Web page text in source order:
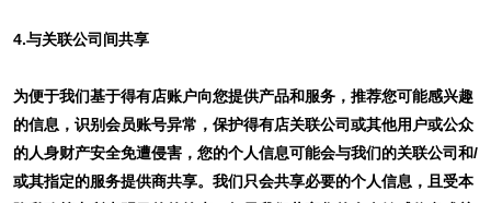
4.与关联公司间共享
为便于我们基于得有店账户向您提供产品和服务，推荐您可能感兴趣
的信息，识别会员账号异常，保护得有店关联公司或其他用户或公众
的人身财产安全免遭侵害，您的个人信息可能会与我们的关联公司和/
或其指定的服务提供商共享。我们只会共享必要的个人信息，且受本